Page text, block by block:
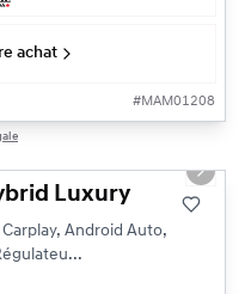
achat
#MAM01208
Next
Luxury
Android Auto,